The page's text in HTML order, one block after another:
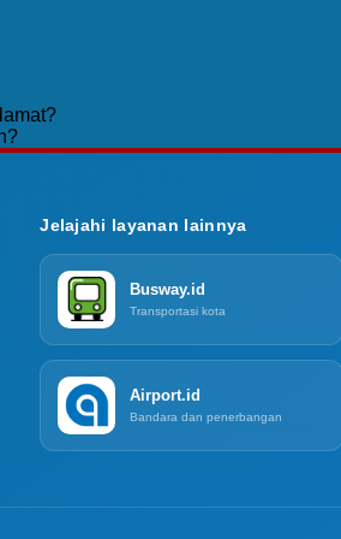
Jelajahi layanan lainnya
Busway.id
Transportasi kota
Airport.id
Bandara dan penerbangan